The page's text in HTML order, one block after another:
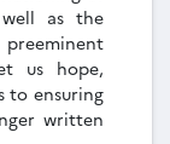
as the
us hope,
to ensuring
written